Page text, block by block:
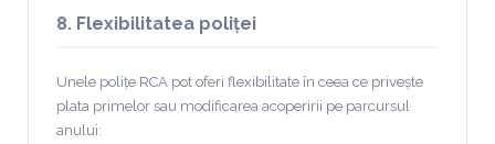
8. Flexibilitatea poliței
Unele polițe RCA pot oferi flexibilitate în ceea ce privește
plata primelor sau modificarea acoperirii pe parcursul
anului: